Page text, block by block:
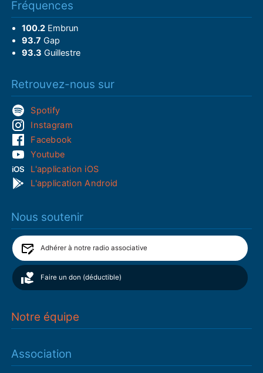
Fréquences
100.2Embrun
93.7 Gap
93.3 Guillestre
Retrouvez-nous sur
Spotify
Instagram
Facebook
Youtube
L'application iOS
L'application Android
Nous soutenir
Adhérer à notre radio associative
Faire un don (déductible)
Notre équipe
Association